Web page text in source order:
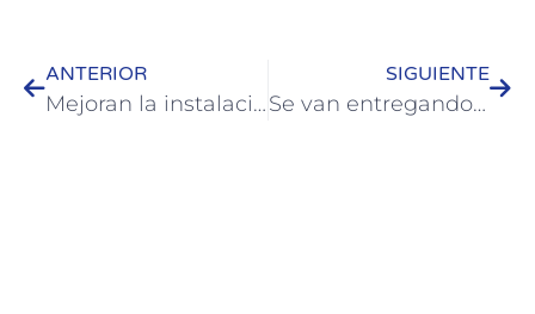
ANTERIOR
Mejoran la instalación eléctrica en el Jardín Maternal “Medalla Milagrosa”
SIGUIENTE
Se van entregando más de 100 cuadernillos para adultos mayores